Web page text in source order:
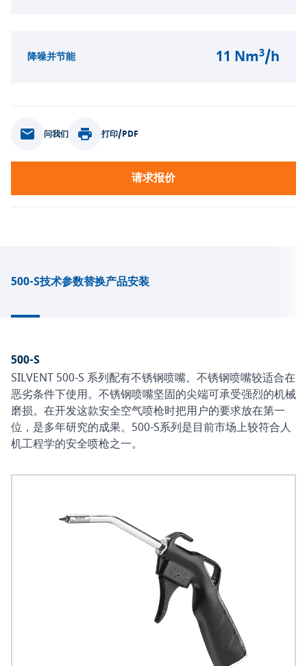
降噪并节能 11 Nm3/h
问我们 打印/PDF
请求报价
500-S技术参数替换产品安装
500-S
SILVENT 500-S 系列配有不锈钢喷嘴。不锈钢喷嘴较适合在
恶劣条件下使用。不锈钢喷嘴坚固的尖端可承受强烈的机械
磨损。在开发这款安全空气喷枪时把用户的要求放在第一
位，是多年研究的成果。500-S系列是目前市场上较符合人
机工程学的安全喷枪之一。